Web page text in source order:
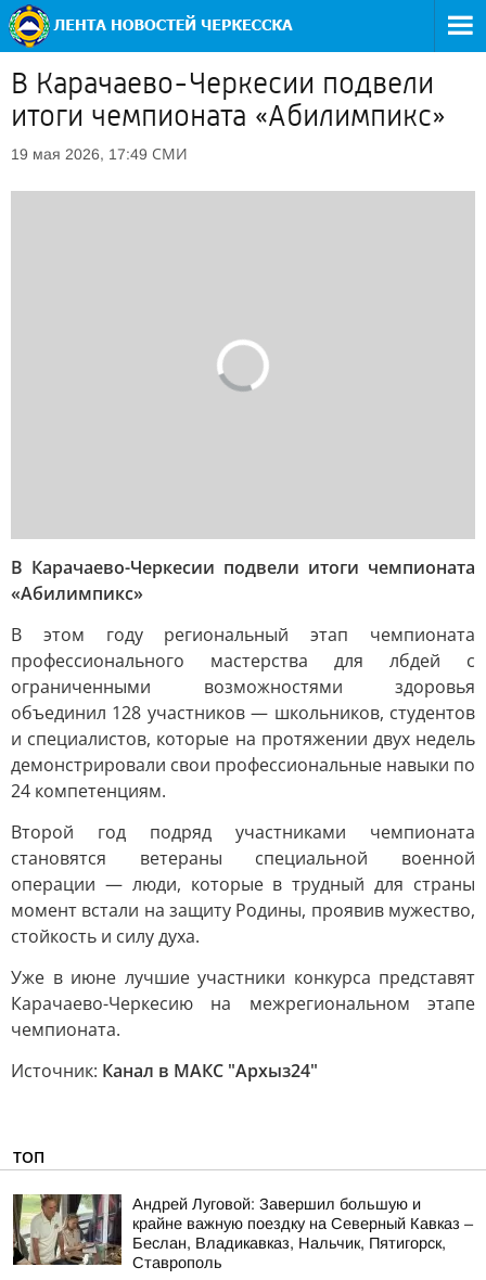
В Карачаево-Черкесии подвели
итоги чемпионата «Абилимпикс»
19 мая 2026, 17:49 СМИ
В Карачаево-Черкесии подвели итоги чемпионата
«Абилимпикс»
В этом году региональный этап чемпионата
профессионального мастерства для лбдей с
ограниченными возможностями здоровья
объединил 128 участников — школьников, студентов
и специалистов, которые на протяжении двух недель
демонстрировали свои профессиональные навыки по
24 компетенциям.
Второй год подряд участниками чемпионата
становятся ветераны специальной военной
операции — люди, которые в трудный для страны
момент встали на защиту Родины, проявив мужество,
стойкость и силу духа.
Уже в июне лучшие участники конкурса представят
Карачаево-Черкесию на межрегиональном этапе
чемпионата.
Источник: Канал в МАКС "Архыз24"
ТОП
Андрей Луговой: Завершил большую и
крайне важную поездку на Северный Кавказ –
Беслан, Владикавказ, Нальчик, Пятигорск,
Ставрополь